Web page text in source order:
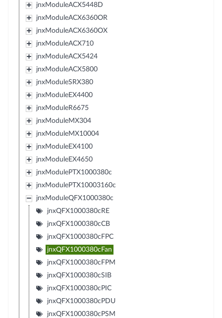
jnxModuleACX5448D
jnxModuleACX6360OR
jnxModuleACX6360OX
jnxModuleACX710
jnxModuleACX5424
jnxModuleACX5800
jnxModuleSRX380
jnxModuleEX4400
jnxModuleR6675
jnxModuleMX304
jnxModuleMX10004
jnxModuleEX4100
jnxModuleEX4650
jnxModulePTX1000380c
jnxModulePTX10003160c
jnxModuleQFX1000380c
jnxQFX1000380cRE
jnxQFX1000380cCB
jnxQFX1000380cFPC
jnxQFX1000380cFan
jnxQFX1000380cFPM
jnxQFX1000380cSIB
jnxQFX1000380cPIC
jnxQFX1000380cPDU
jnxQFX1000380cPSM